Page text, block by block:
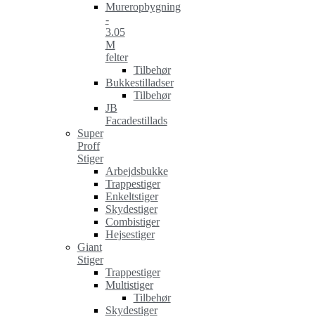
Mureropbygning
-
3.05
M
felter
Tilbehør
Bukkestilladser
Tilbehør
JB
Facadestillads
Super
Proff
Stiger
Arbejdsbukke
Trappestiger
Enkeltstiger
Skydestiger
Combistiger
Hejsestiger
Giant
Stiger
Trappestiger
Multistiger
Tilbehør
Skydestiger